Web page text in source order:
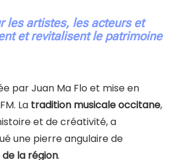
les artistes, les acteurs et
et revitalisent le patrimoine
par Juan Ma Flo et mise en
La tradition musicale occitane,
et de créativité, a
une pierre angulaire de
la région.